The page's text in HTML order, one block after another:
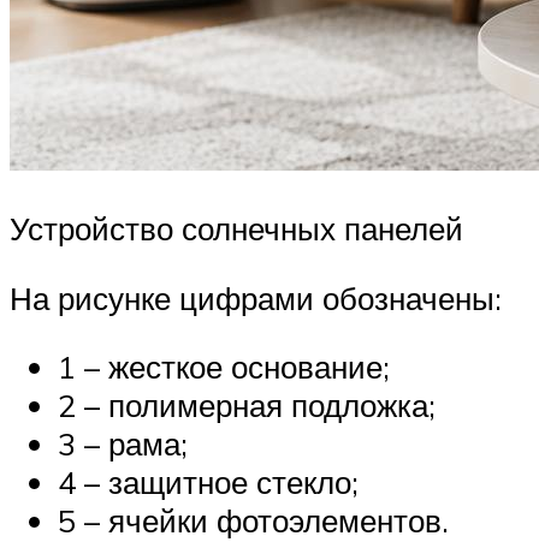
Устройство солнечных панелей
На рисунке цифрами обозначены:
1 – жесткое основание;
2 – полимерная подложка;
3 – рама;
4 – защитное стекло;
5 – ячейки фотоэлементов.